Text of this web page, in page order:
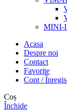
MINI-
Acasa
Despre noi
Contact
Favorite
Cont /
Coș
Închide